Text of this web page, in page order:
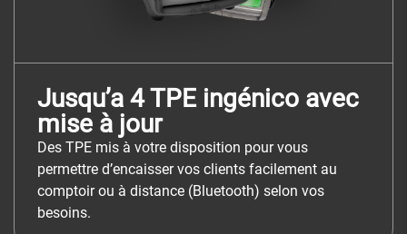
Jusqu’a 4 TPE ingénico avec
mise à jour
Des TPE mis à votre disposition pour vous
permettre d’encaisser vos clients facilement au
comptoir ou à distance (Bluetooth) selon vos
besoins.